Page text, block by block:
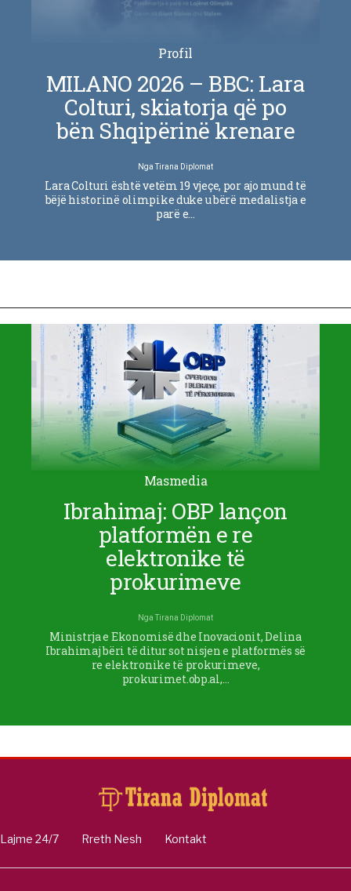
Profil
MILANO 2026 – BBC: Lara
Colturi, skiatorja që po
bën Shqipërinë krenare
NgaTirana Diplomat
Lara Colturi është vetëm 19 vjeçe, por ajo mund të
bëjë historinë olimpike duke u bërë medalistja e
parë e…
Masmedia
Ibrahimaj: OBP lançon
platformën e re
elektronike të
prokurimeve
NgaTirana Diplomat
Ministrja e Ekonomisë dhe Inovacionit, Delina
Ibrahimaj bëri të ditur sot nisjen e platformës së
re elektronike të prokurimeve,
prokurimet.obp.al,…
Lajme 24/7 Rreth Nesh Kontakt